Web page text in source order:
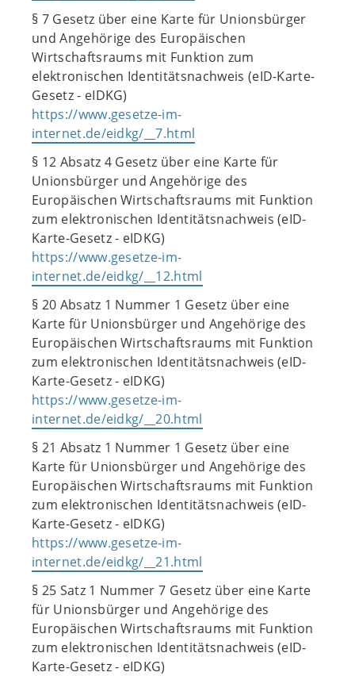
§ 7 Gesetz über eine Karte für Unionsbürger
und Angehörige des Europäischen
Wirtschaftsraums mit Funktion zum
elektronischen Identitätsnachweis (eID-Karte-
Gesetz - eIDKG)
https://www.gesetze-im-
internet.de/eidkg/__7.html
§ 12 Absatz 4 Gesetz über eine Karte für
Unionsbürger und Angehörige des
Europäischen Wirtschaftsraums mit Funktion
zum elektronischen Identitätsnachweis (eID-
Karte-Gesetz - eIDKG)
https://www.gesetze-im-
internet.de/eidkg/__12.html
§ 20 Absatz 1 Nummer 1 Gesetz über eine
Karte für Unionsbürger und Angehörige des
Europäischen Wirtschaftsraums mit Funktion
zum elektronischen Identitätsnachweis (eID-
Karte-Gesetz - eIDKG)
https://www.gesetze-im-
internet.de/eidkg/__20.html
§ 21 Absatz 1 Nummer 1 Gesetz über eine
Karte für Unionsbürger und Angehörige des
Europäischen Wirtschaftsraums mit Funktion
zum elektronischen Identitätsnachweis (eID-
Karte-Gesetz - eIDKG)
https://www.gesetze-im-
internet.de/eidkg/__21.html
§ 25 Satz 1 Nummer 7 Gesetz über eine Karte
für Unionsbürger und Angehörige des
Europäischen Wirtschaftsraums mit Funktion
zum elektronischen Identitätsnachweis (eID-
Karte-Gesetz - eIDKG)